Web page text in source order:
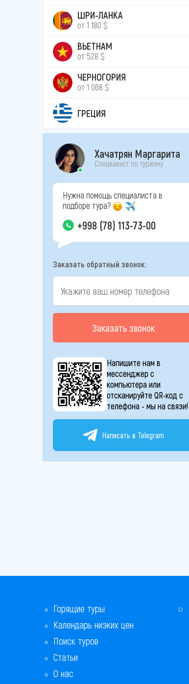
ШРИ-ЛАНКА
от 1 180 $
ВЬЕТНАМ
от 528 $
ЧЕРНОГОРИЯ
от 1 068 $
ГРЕЦИЯ
Хачатрян Маргарита
Специалист по туризму
Нужна помощь специалиста в
подборе тура?
+998 (78) 113-73-00
Заказать обратный звонок:
Заказать звонок
Напишите нам в
мессенджер с
компьютера или
отсканируйте QR-код с
телефона - мы на связи!
Написать в Telegram
Горящие туры
Календарь низких цен
Поиск туров
Статьи
О нас